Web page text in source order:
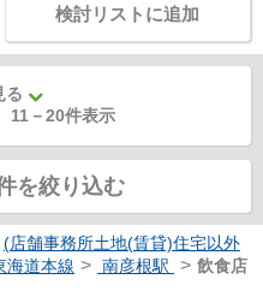
検討リストに追加
る
11 －20件表示
を絞り込む
(店舗事務所土地(賃貸)住宅以外
海道本線 > 南彦根駅 > 飲食店